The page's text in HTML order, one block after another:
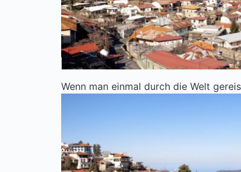
Wenn man einmal durch die Welt